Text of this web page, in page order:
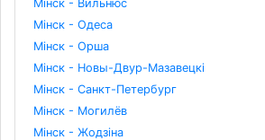
Мінск - Вильнюс
Мінск - Одеса
Мінск - Орша
Мінск - Новы-Двур-Мазавецкі
Мінск - Санкт-Петербург
Мінск - Могилёв
Мінск - Жодзіна